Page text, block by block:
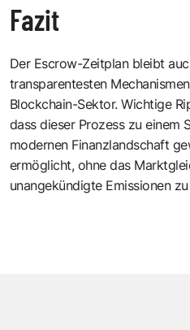
Fazit
Der Escrow-Zeitplan bleibt
transparentesten
Blockchain-Sektor. Wichtige
dass dieser Prozess zu einem
modernen Finanzlandschaft
ermöglicht, ohne das
unangekündigte Emissionen